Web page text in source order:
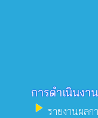
การดำเนินงาน
play_arrow รายงานผลก